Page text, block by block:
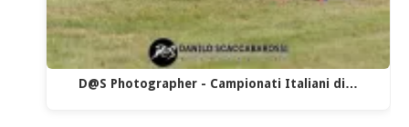
D@S Photographer - Campionati Italiani di…